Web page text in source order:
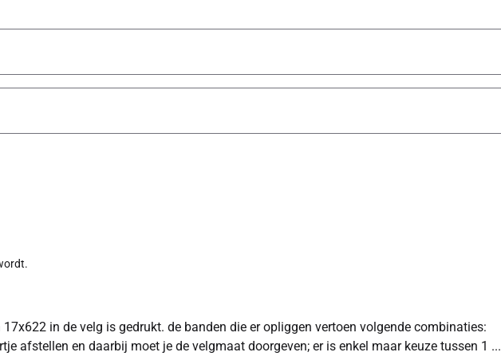
in de velg is gedrukt. de banden die er opliggen vertoen volgende combinaties:
afstellen en daarbij moet je de velgmaat doorgeven; er is enkel maar keuze tussen 1 ...